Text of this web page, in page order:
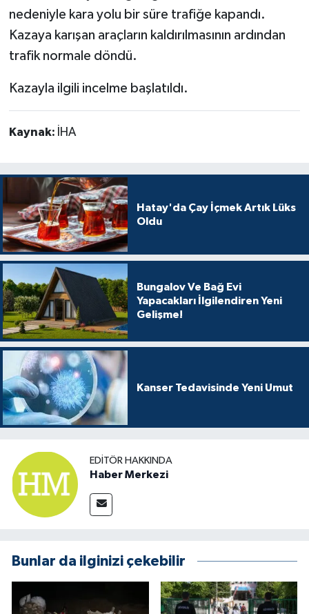
nedeniyle kara yolu bir süre trafiğe kapandı.
Kazaya karışan araçların kaldırılmasının ardından
trafik normale döndü.
Kazayla ilgili incelme başlatıldı.
Kaynak: İHA
Hatay'da Çay İçmek Artık Lüks
Oldu
Bungalov Ve Bağ Evi
Yapacakları İlgilendiren Yeni
Gelişme!
Kanser Tedavisinde Yeni Umut
EDITÖR HAKKINDA
Haber Merkezi
Bunlar da ilginizi çekebilir